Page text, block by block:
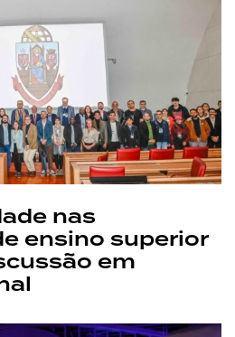
nas
ensino superior
em